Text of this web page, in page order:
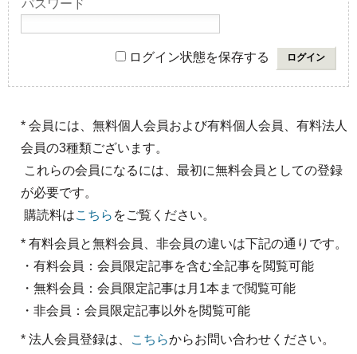
ログイン状態を保存する
* 会員には、無料個人会員および有料個人会員、有料法人
会員の3種類ございます。
これらの会員になるには、最初に無料会員としての登録
が必要です。
購読料はこちら をご覧ください。
* 有料会員と無料会員、非会員の違いは下記の通りです。
・有料会員：会員限定記事を含む全記事を閲覧可能
・無料会員：会員限定記事は月1本まで閲覧可能
・非会員：会員限定記事以外を閲覧可能
* 法人会員登録は、 こちらからお問い合わせください。